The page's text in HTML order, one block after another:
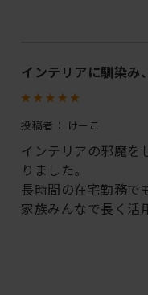
インテリアに馴染
投稿者： けーこ
インテリアの邪魔を
りました。
長時間の在宅勤務で
家族みんなで長く活